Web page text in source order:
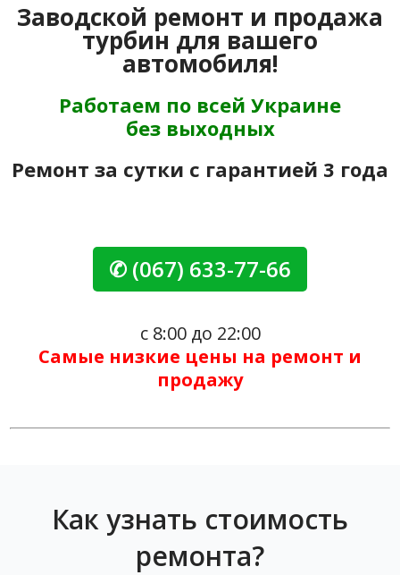
Заводской ремонт и продажа
турбин для вашего
автомобиля!
Работаем по всей Украине
без выходных
Ремонт за сутки с гарантией 3 года
✆ (067) 633-77-66
с 8:00 до 22:00
Самые низкие цены на ремонт и
продажу
Как узнать стоимость
ремонта?